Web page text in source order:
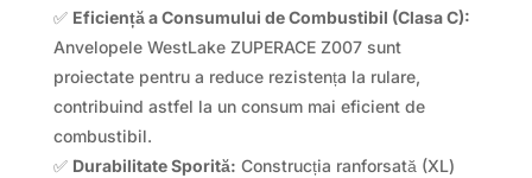
✅ Eficiență a Consumului de Combustibil (Clasa C):
Anvelopele WestLake ZUPERACE Z007 sunt
proiectate pentru a reduce rezistența la rulare,
contribuind astfel la un consum mai eficient de
combustibil.
✅ Durabilitate Sporită: Construcția ranforsată (XL)